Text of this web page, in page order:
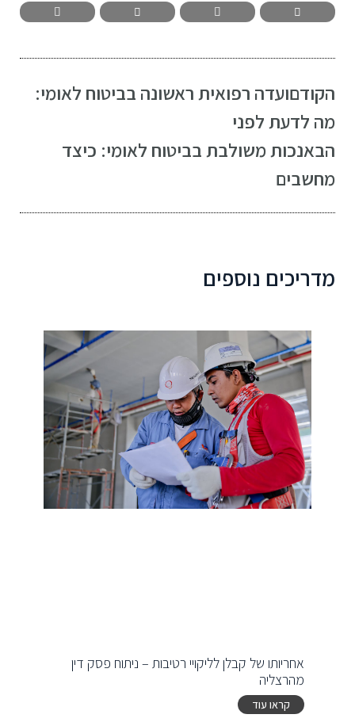
הקודםועדה רפואית ראשונה בביטוח לאומי:
מה לדעת לפני
הבאנכות משולבת בביטוח לאומי: כיצד
מחשבים
מדריכים נוספים
אחריותו של קבלן לליקויי רטיבות – ניתוח פסק דין
מהרצליה
קראו עוד